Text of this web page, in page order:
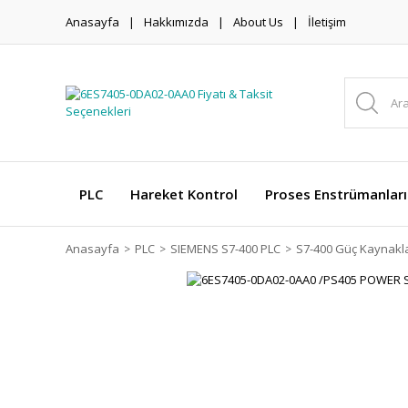
Anasayfa Hakkımızda About Us İletişim
PLC Hareket Kontrol Proses Enstrümanları
Anasayfa PLC SIEMENS S7-400 PLC S7-400 Güç